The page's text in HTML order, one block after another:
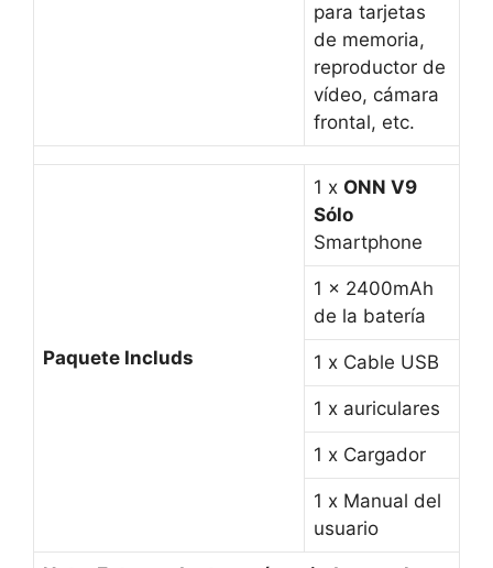
para tarjetas
de memoria,
reproductor de
vídeo, cámara
frontal, etc.
Paquete Includs
1 x ONN V9
Sólo
Smartphone
1 x 2400mAh
de la batería
1 x Cable USB
1 x auriculares
1 x Cargador
1 x Manual del
usuario